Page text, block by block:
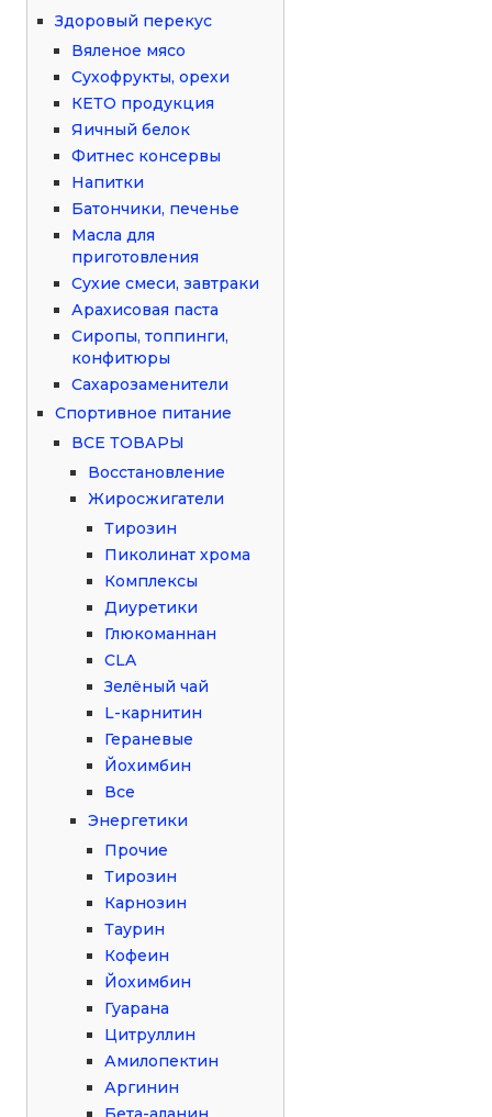
Здоровый перекус
Вяленое мясо
Сухофрукты, орехи
КЕТО продукция
Яичный белок
Фитнес консервы
Напитки
Батончики, печенье
Масла для
приготовления
Сухие смеси, завтраки
Арахисовая паста
Сиропы, топпинги,
конфитюры
Сахарозаменители
Спортивное питание
ВСЕ ТОВАРЫ
Восстановление
Жиросжигатели
Тирозин
Пиколинат хрома
Комплексы
Диуретики
Глюкоманнан
CLA
Зелёный чай
L-карнитин
Гераневые
Йохимбин
Все
Энергетики
Прочие
Тирозин
Карнозин
Таурин
Кофеин
Йохимбин
Гуарана
Цитруллин
Амилопектин
Аргинин